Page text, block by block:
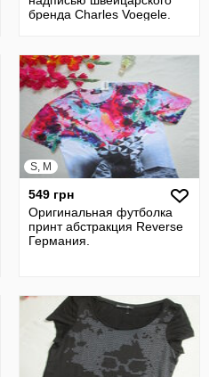
бренда Сharles Voegele.
S, M
549 грн
Оригинальная футболка
принт абстракция Reverse
Германия.